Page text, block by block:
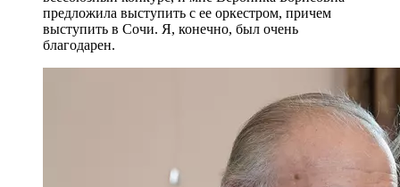
предложила выступить с ее оркестром, причем
выступить в Сочи. Я, конечно, был очень
благодарен.